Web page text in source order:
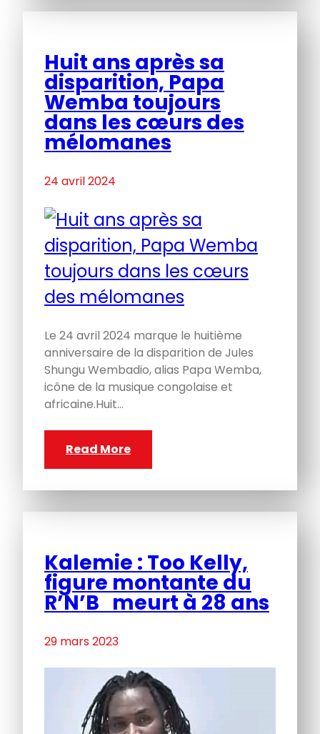
Huit ans après sa
disparition, Papa
Wemba toujours
dans les cœurs des
mélomanes
24 avril 2024
Le 24 avril 2024 marque le huitième
anniversaire de la disparition de Jules
Shungu Wembadio, alias Papa Wemba,
icône de la musique congolaise et
africaine.Huit…
Read More
Kalemie : Too Kelly,
figure montante du
R’N’B meurt à 28 ans
29 mars 2023